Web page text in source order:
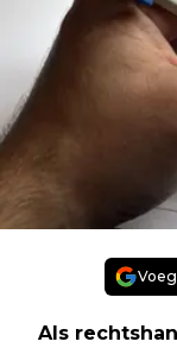
Als